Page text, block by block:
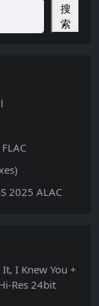
搜
索
2025 ALAC
I Knew You +
Res 24bit